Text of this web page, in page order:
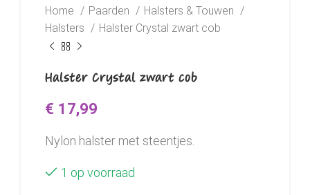
Home Paarden
Halsters & Touwen
Halsters
Halster Crystal zwart cob
Halster Crystal zwart cob
€ 17,99
Nylon halster met steentjes.
1 op voorraad